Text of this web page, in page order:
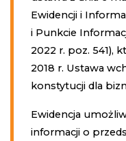
Ewidencji i
i Punkcie
2022 r. poz. 541),
2018 r. Ustawa
konstytucji dla
Ewidencja
informacji o